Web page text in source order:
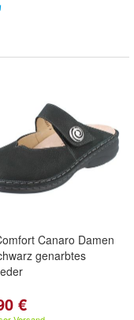
Canaro Damen
genarbtes
€